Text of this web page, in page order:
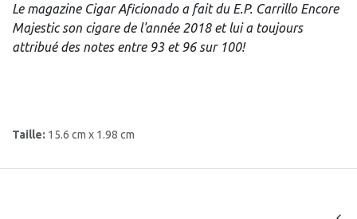
Le magazine Cigar Aficionado a fait du E.P. Carrillo Encore
Majestic son cigare de l'année 2018 et lui a toujours
attribué des notes entre 93 et 96 sur 100!
Taille: 15.6 cm x 1.98 cm